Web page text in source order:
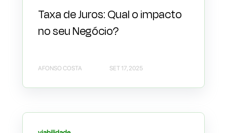
Taxa de Juros: Qual o impacto
no seu Negócio?
AFONSO COSTA SET 17, 2025